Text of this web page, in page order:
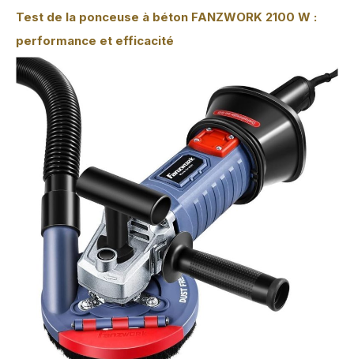
Test de la ponceuse à béton FANZWORK 2100 W :
performance et efficacité